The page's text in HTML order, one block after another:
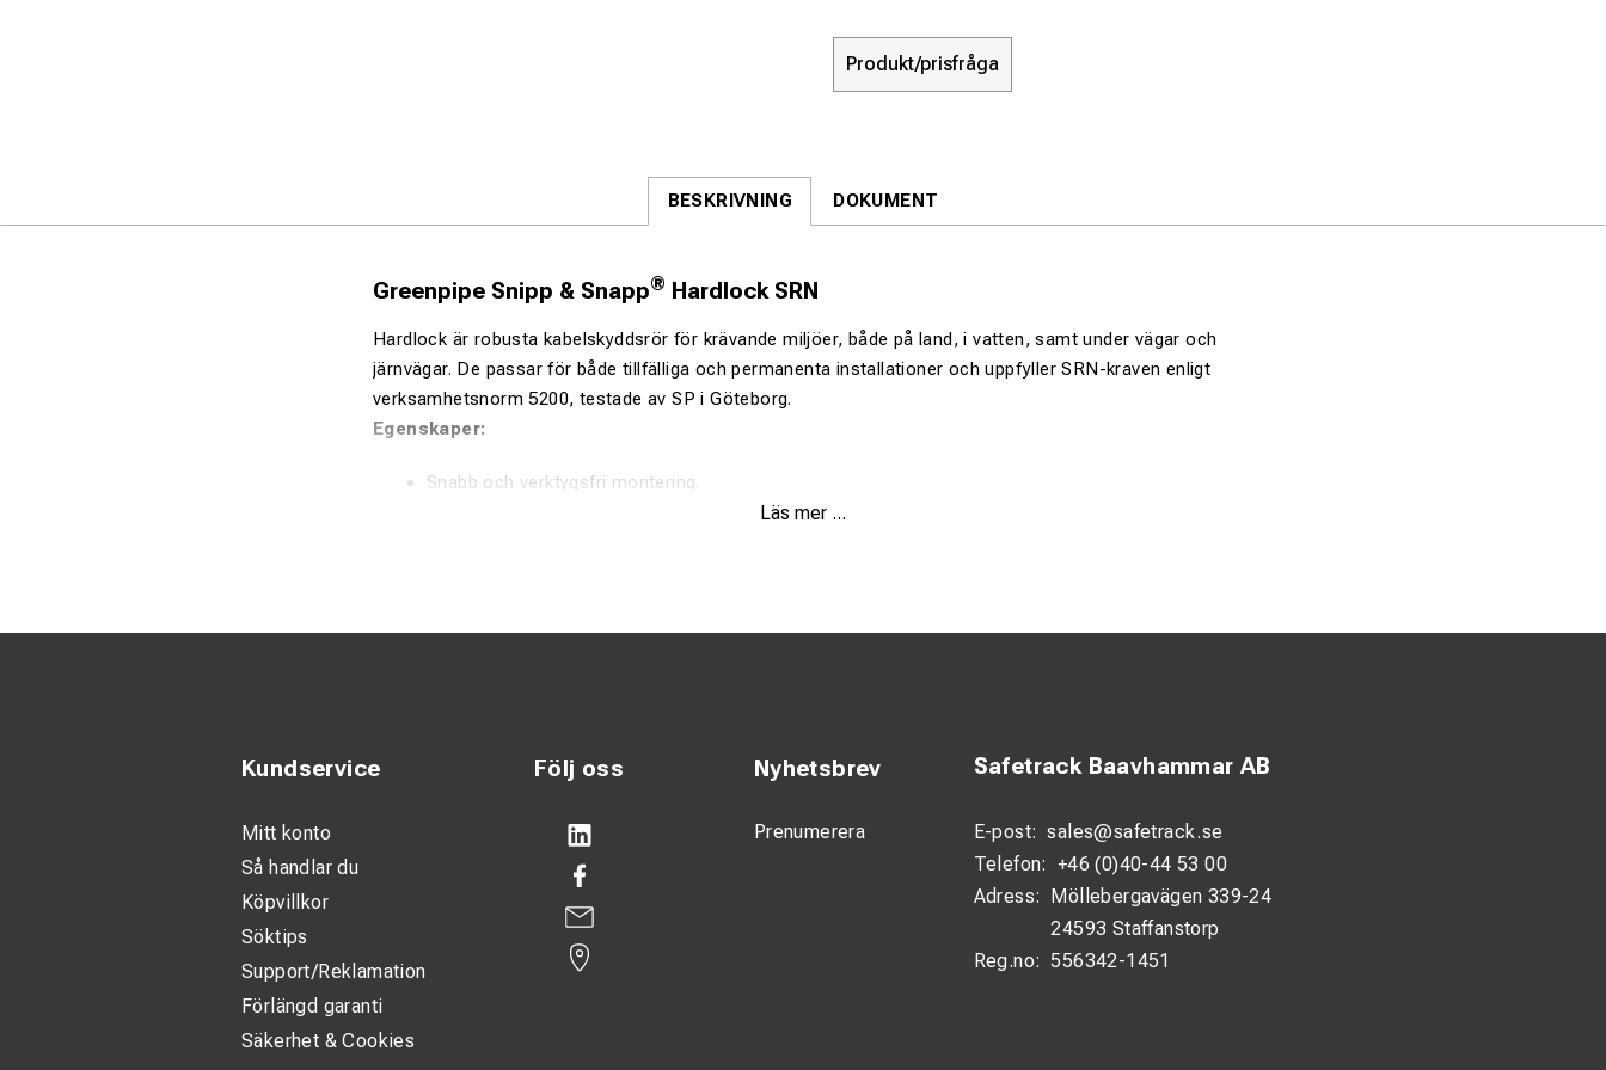
Produkt/prisfråga
BESKRIVNING DOKUMENT
Greenpipe Snipp & Snapp® Hardlock SRN
Hardlock är robusta kabelskyddsrör för krävande miljöer, både på land, i vatten, samt under vägar och
järnvägar. De passar för både tillfälliga och permanenta installationer och uppfyller SRN-kraven enligt
verksamhetsnorm 5200, testade av SP i Göteborg.
Egenskaper:
Snabb och verktygsfri montering.
Säker hona/hane-låsning som förhindrar separation.
Läs mer ...
Följ oss Nyhetsbrev
Prenumerera
Safetrack Baavhammar AB
E-post: sales@safetrack.se
Telefon: +46 (0)40-44 53 00
Adress: Möllebergavägen 339-24
24593 Staffanstorp
Reg.no: 556342-1451
Kundservice
Mitt konto
Så handlar du
Köpvillkor
Söktips
Support/Reklamation
Förlängd garanti
Säkerhet & Cookies